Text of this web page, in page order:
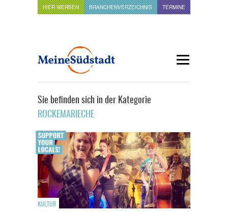
HIER WERBEN BRANCHENVERZEICHNIS TERMINE
Sie befinden sich in der Kategorie
ROCKEMARIECHE
KULTUR